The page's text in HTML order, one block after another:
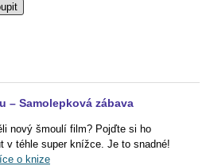
– Samolepková zábava
nový šmoulí film? Pojďte si ho
v téhle super knížce. Je to snadné!
o knize